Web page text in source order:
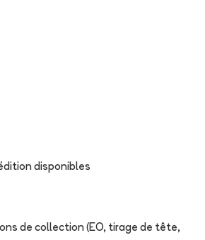
disponibles
de collection (EO, tirage de tête,